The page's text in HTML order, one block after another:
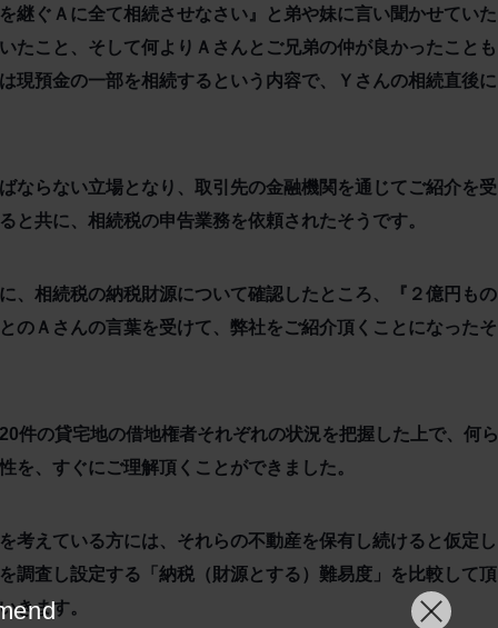
継ぐＡに全て相続させなさい』と弟や妹に言い聞かせていた
たこと、そして何よりＡさんとご兄弟の仲が良かったことも
現預金の一部を相続するという内容で、Ｙさんの相続直後に
ならない立場となり、取引先の金融機関を通じてご紹介を受
共に、相続税の申告業務を依頼されたそうです。
、相続税の納税財源について確認したところ、『２億円もの
のＡさんの言葉を受けて、弊社をご紹介頂くことになったそ
件の貸宅地の借地権者それぞれの状況を把握した上で、何ら
を、すぐにご理解頂くことができました。
考えている方には、それらの不動産を保有し続けると仮定し
調査し設定する「納税（財源とする）難易度」を比較して頂
きます。